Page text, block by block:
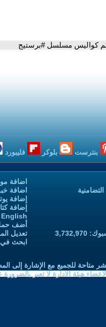
كواليس مسلسل #برستيج
بنترست بلوكر فليبورد
اضافة
اضافة
إضافة
إضافة
أضف
تعديل
ابحث في
متاحة للجميع مع الإشارة إلى
هيئة الادارة لا تعبر